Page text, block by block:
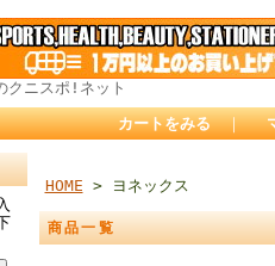
クニスポ!ネット
カートをみる ｜
HOME > ヨネックス
商品一覧